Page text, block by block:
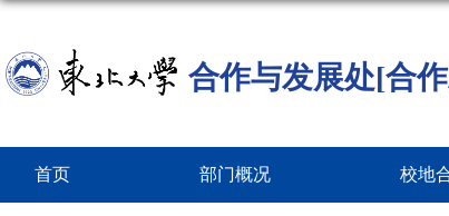
合作与发展处[合
首页 部门概况 校地